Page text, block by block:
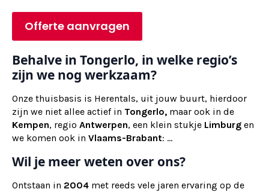
Offerte aanvragen
Behalve in Tongerlo, in welke regio’s
zijn we nog werkzaam?
Onze thuisbasis is Herentals, uit jouw buurt, hierdoor
zijn we niet allee actief in Tongerlo, maar ook in de
Kempen, regio Antwerpen, een klein stukje Limburg en
we komen ook in Vlaams-Brabant: ...
Wil je meer weten over ons?
Ontstaan in 2004 met reeds vele jaren ervaring op de